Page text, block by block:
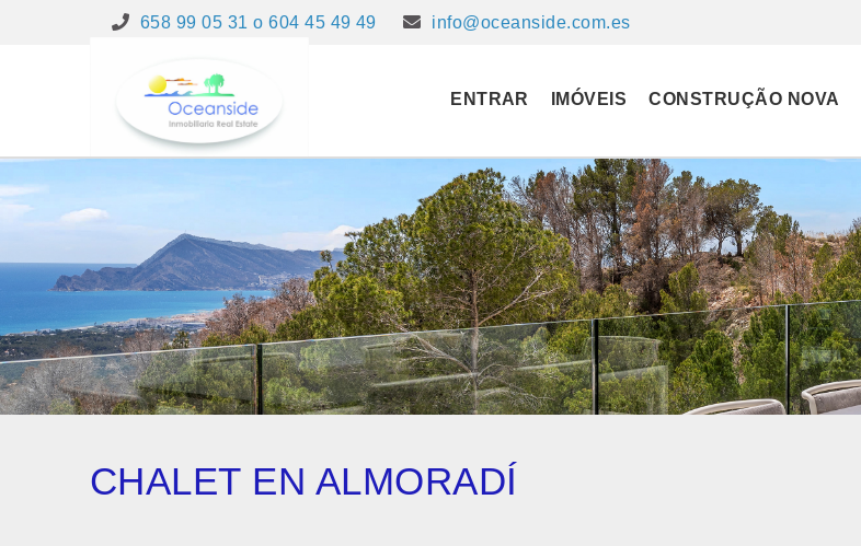
658 99 05 31 o 604 45 49 49 info@oceanside.com.es
ENTRAR IMÓVEIS CONSTRUÇÃO NOVA
CHALET EN ALMORADÍ